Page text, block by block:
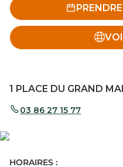
1 PLACE DU GRAND
03 86 27 15 77
HORAIRES :